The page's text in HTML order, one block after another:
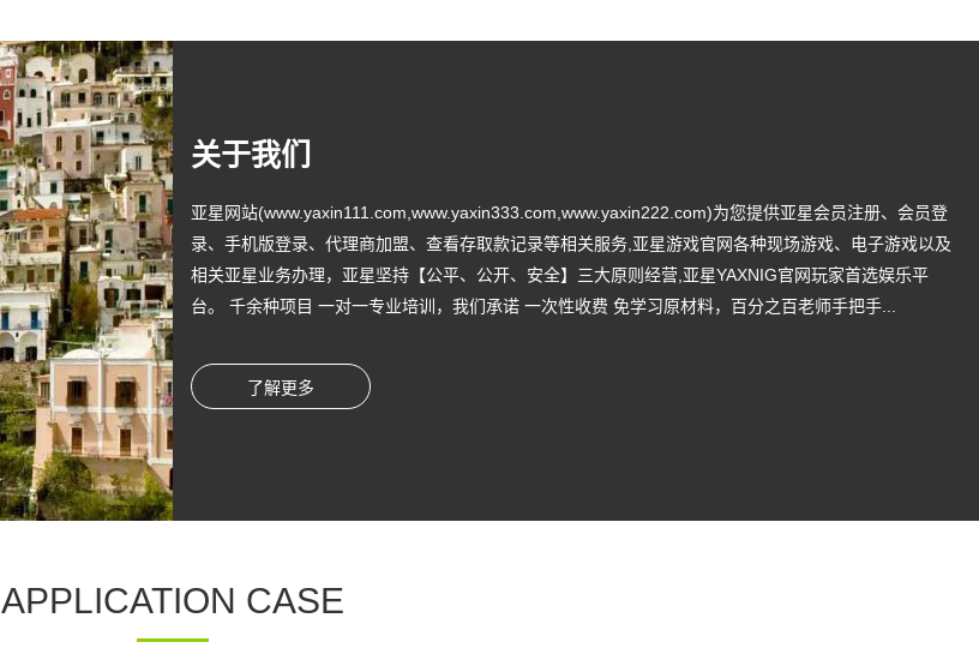
关于我们
亚星网站(www.yaxin111.com,www.yaxin333.com,www.yaxin222.com)为您提供亚星会员注册、会员登
录、手机版登录、代理商加盟、查看存取款记录等相关服务,亚星游戏官网各种现场游戏、电子游戏以及
相关亚星业务办理，亚星坚持【公平、公开、安全】三大原则经营,亚星YAXNIG官网玩家首选娱乐平
台。 千余种项目 一对一专业培训，我们承诺 一次性收费 免学习原材料，百分之百老师手把手...
了解更多
APPLICATION CASE